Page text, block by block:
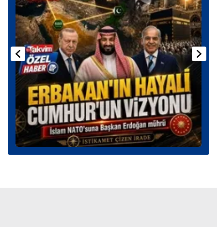
Sizlere daha iyi bir hizmet sunabilmek için İnternet
Sitemizde kendimize ve üçüncü kişilere ait çerezler
kullanılmaktadır. Bu çerezler vasıtasıyla çeşitli kişisel
verileriniz işlenmekte olup gerekli olan çerezler bilgi
toplumu hizmetlerinin sunulması amacıyla
kullanılmaktadır. Diğer çerezler, sitemizin daha işlevsel
kılınması ve kişiselleştirilmesi ve sizlere yönelik
reklam/pazarlama faaliyetlerinin yapılması, amaçlarıyla
sınırlı olarak açık rızanız dahilinde kullanılacaktır.
Çerezlere ilişkin tercihlerinizi aşağıda yer alan panel
vasıtasıyla belirleyebilirsiniz. Çerezlere ilişkin detaylı bilgi
için Ayarlar butonuna tıklayabilir,Çerez Bilgilendirme
Metnimiziziyaret edebilirsiniz.